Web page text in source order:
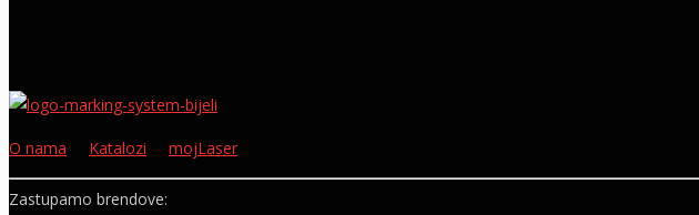
O nama Katalozi mojLaser
Zastupamo brendove: